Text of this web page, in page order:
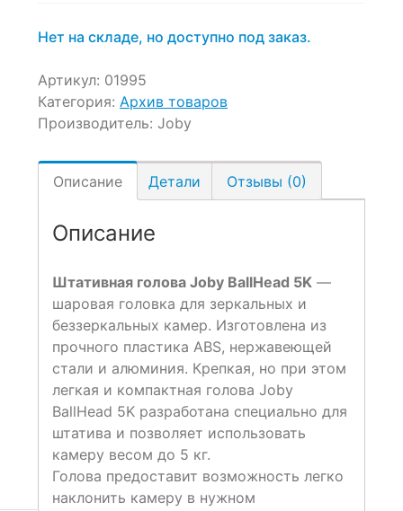
Нет на складе, но доступно под заказ.
Артикул: 01995
Категория: Архив товаров
Производитель: Joby
Описание Детали Отзывы (0)
Описание
Штативная голова Joby BallHead 5K —
шаровая головка для зеркальных и
беззеркальных камер. Изготовлена из
прочного пластика ABS, нержавеющей
стали и алюминия. Крепкая, но при этом
легкая и компактная голова Joby
BallHead 5K разработана специально для
штатива и позволяет использовать
камеру весом до 5 кг.
Голова предоставит возможность легко
наклонить камеру в нужном